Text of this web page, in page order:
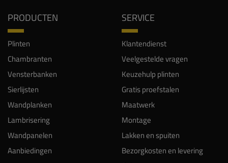
PRODUCTEN
Plinten
Chambranten
Vensterbanken
Sierlijsten
Wandplanken
Lambrisering
Wandpanelen
Aanbiedingen
SERVICE
Klantendienst
Veelgestelde vragen
Keuzehulp plinten
Gratis proefstalen
Maatwerk
Montage
Lakken en spuiten
Bezorgkosten en levering